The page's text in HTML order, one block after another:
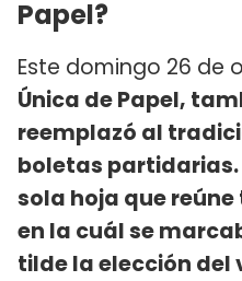
Papel?
Este domingo 26 de
Única de Papel,
reemplazó al
boletas partidarias.
sola hoja que
en la cuál se
tilde la elección del